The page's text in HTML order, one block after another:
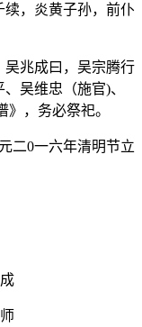
，炎黄子孙，前仆
吴兆成曰，吴宗腾行
吴维忠（施官)、
，务必祭祀。
二0一六年清明节立